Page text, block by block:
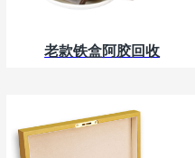
老款铁盒阿胶回收